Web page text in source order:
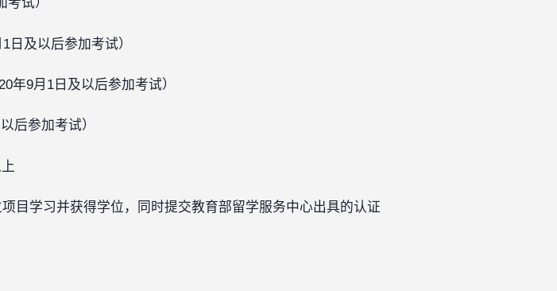
试）
日及以后参加考试）
年9月1日及以后参加考试）
后参加考试）
目学习并获得学位，同时提交教育部留学服务中心出具的认证